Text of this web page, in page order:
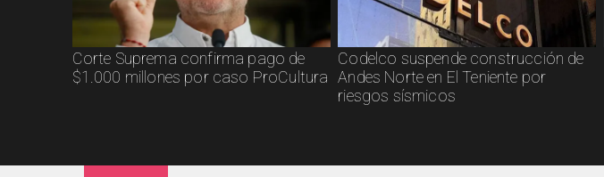
Corte Suprema confirma pago de
$1.000 millones por caso ProCultura
Codelco suspende construcción de
Andes Norte en El Teniente por
riesgos sísmicos